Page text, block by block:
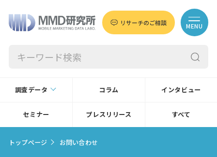
リサーチのご相談 MENU
調査データ コラム インタビュー
セミナー プレスリリース すべて
トップページ お問い合わせ